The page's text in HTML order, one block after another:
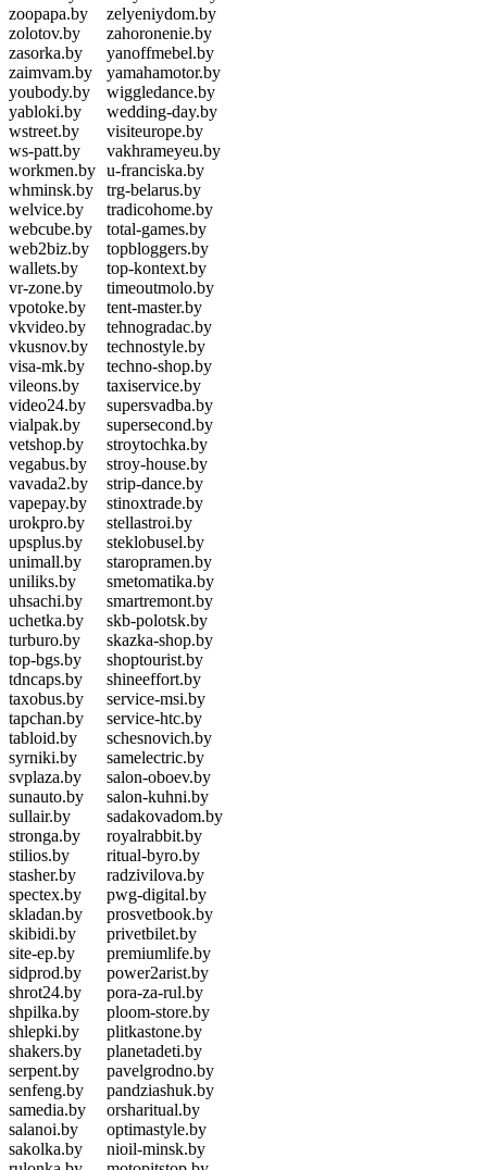
zoopapa.by
zolotov.by
zasorka.by
zaimvam.by
youbody.by
yabloki.by
wstreet.by
ws-patt.by
workmen.by
whminsk.by
welvice.by
webcube.by
web2biz.by
wallets.by
vr-zone.by
vpotoke.by
vkvideo.by
vkusnov.by
visa-mk.by
vileons.by
video24.by
vialpak.by
vetshop.by
vegabus.by
vavada2.by
vapepay.by
urokpro.by
upsplus.by
unimall.by
uniliks.by
uhsachi.by
uchetka.by
turburo.by
top-bgs.by
tdncaps.by
taxobus.by
tapchan.by
tabloid.by
syrniki.by
svplaza.by
sunauto.by
sullair.by
stronga.by
stilios.by
stasher.by
spectex.by
skladan.by
skibidi.by
site-ep.by
sidprod.by
shrot24.by
shpilka.by
shlepki.by
shakers.by
serpent.by
senfeng.by
samedia.by
salanoi.by
sakolka.by
zelyeniydom.by
zahoronenie.by
yanoffmebel.by
yamahamotor.by
wiggledance.by
wedding-day.by
visiteurope.by
vakhrameyeu.by
u-franciska.by
trg-belarus.by
tradicohome.by
total-games.by
topbloggers.by
top-kontext.by
timeoutmolo.by
tent-master.by
tehnogradac.by
technostyle.by
techno-shop.by
taxiservice.by
supersvadba.by
supersecond.by
stroytochka.by
stroy-house.by
strip-dance.by
stinoxtrade.by
stellastroi.by
steklobusel.by
staropramen.by
smetomatika.by
smartremont.by
skb-polotsk.by
skazka-shop.by
shoptourist.by
shineeffort.by
service-msi.by
service-htc.by
schesnovich.by
samelectric.by
salon-oboev.by
salon-kuhni.by
sadakovadom.by
royalrabbit.by
ritual-byro.by
radzivilova.by
pwg-digital.by
prosvetbook.by
privetbilet.by
premiumlife.by
power2arist.by
pora-za-rul.by
ploom-store.by
plitkastone.by
planetadeti.by
pavelgrodno.by
pandziashuk.by
orsharitual.by
optimastyle.by
nioil-minsk.by